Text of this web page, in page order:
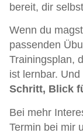
bereit, dir
Wenn du
passenden
Trainingsplan,
ist lernbar.
Schritt, Blick
Bei mehr
Termin bei mir